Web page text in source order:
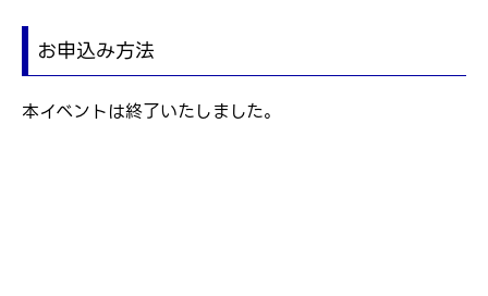
お申込み方法
本イベントは終了いたしました。